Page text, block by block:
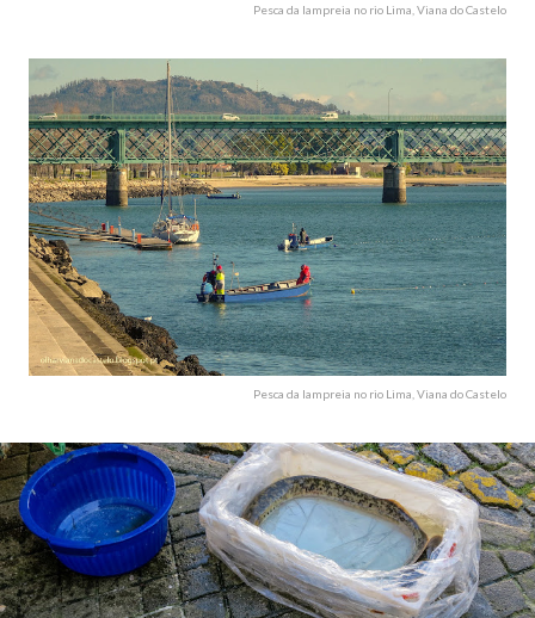
Pesca da lampreia no rio Lima, Viana do Castelo
Pesca da lampreia no rio Lima, Viana do Castelo